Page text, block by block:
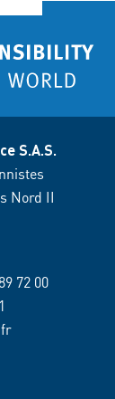
S.A.S.
Nord II
72 00